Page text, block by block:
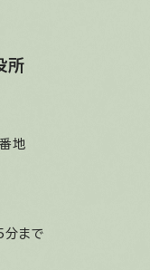
所
地
まで